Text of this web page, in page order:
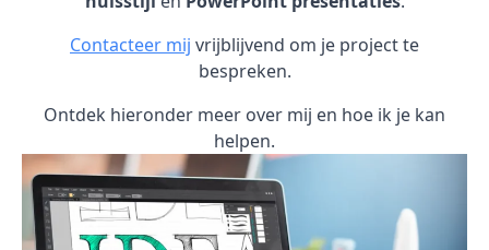
Contacteer mij vrijblijvend om je project te
bespreken.
Ontdek hieronder meer over mij en hoe ik je kan
helpen.